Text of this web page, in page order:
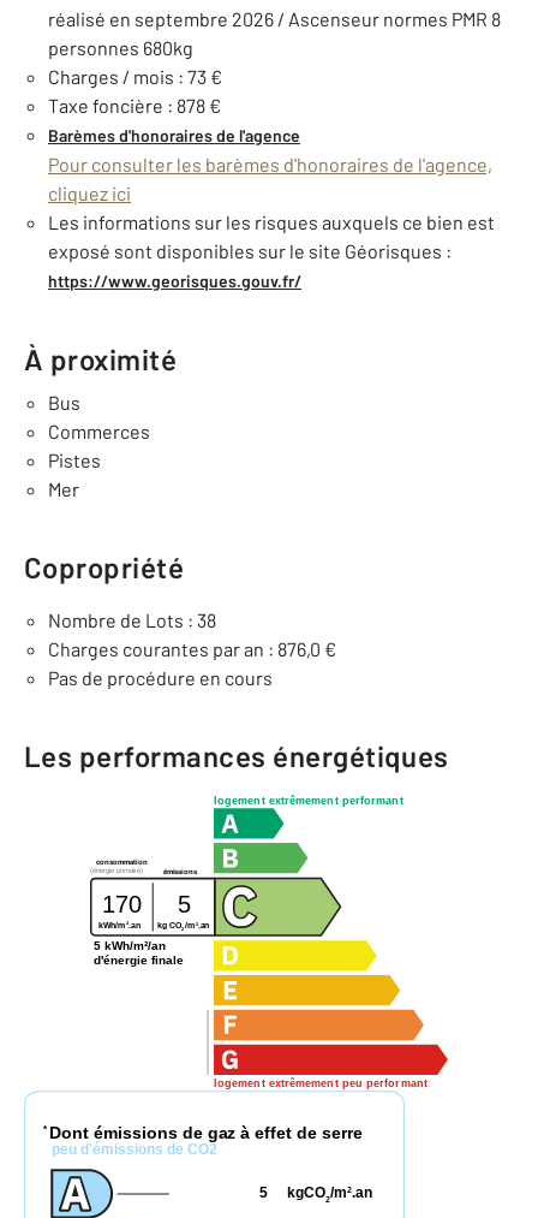
réalisé en septembre 2026 / Ascenseur normes PMR 8
personnes 680kg
Charges / mois : 73 €
Taxe foncière : 878 €
Barèmes d'honoraires de l'agence
Pour consulter les barèmes d'honoraires de l'agence,
cliquez ici
Les informations sur les risques auxquels ce bien est
exposé sont disponibles sur le site Géorisques :
https://www.georisques.gouv.fr/
À proximité
Bus
Commerces
Pistes
Mer
Copropriété
Nombre de Lots : 38
Charges courantes par an : 876,0 €
Pas de procédure en cours
Les performances énergétiques
logement extrêmement performant
logement extrêmement peu performant
consommation
émissions
(énergie primaire)
170 5
kWh/m 2 .an kg CO2/m2.an
5 kWh/m²/an
d'énergie finale
* Dont émissions de gaz à effet de serre
peu d'émissions de CO2
kgCO2/m2.an
5